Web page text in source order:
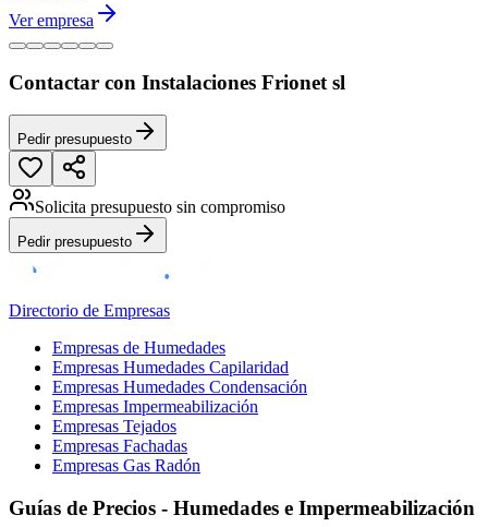
Ver empresa
Contactar con Instalaciones Frionet sl
Pedir presupuesto
Solicita presupuesto sin compromiso
Pedir presupuesto
Directorio de Empresas
Empresas de Humedades
Empresas Humedades Capilaridad
Empresas Humedades Condensación
Empresas Impermeabilización
Empresas Tejados
Empresas Fachadas
Empresas Gas Radón
Guías de Precios - Humedades e Impermeabilización